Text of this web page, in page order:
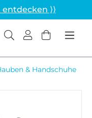
⟩⟩
& Handschuhe